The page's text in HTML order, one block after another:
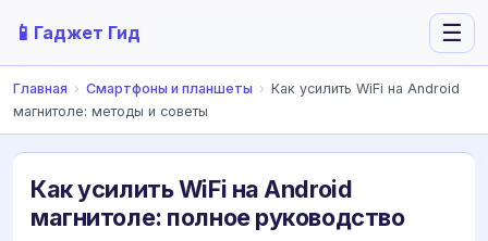
📱 Гаджет Гид ☰
Главная › Смартфоны и планшеты › Как усилить WiFi на Android
магнитоле: методы и советы
Как усилить WiFi на Android
магнитоле: полное руководство